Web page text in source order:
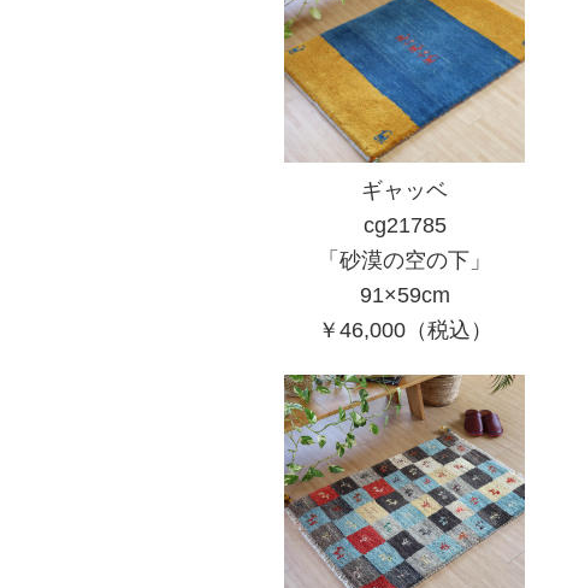
ギャッベ
cg21785
「砂漠の空の下」
91×59cm
￥46,000（税込）